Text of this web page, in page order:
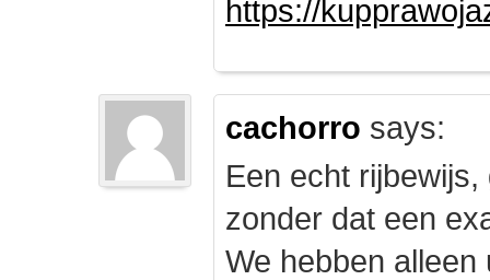
https://
cachorro says:
Een echt
zonder dat een
We hebben